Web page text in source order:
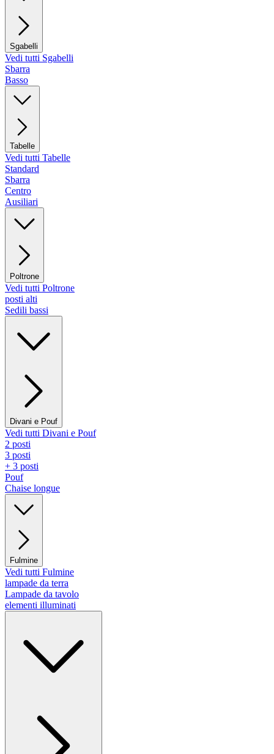
Sgabelli
Vedi tutti Sgabelli
Sbarra
Basso
Tabelle
Vedi tutti Tabelle
Standard
Sbarra
Centro
Ausiliari
Poltrone
Vedi tutti Poltrone
posti alti
Sedili bassi
Divani e Pouf
Vedi tutti Divani e Pouf
2 posti
3 posti
+ 3 posti
Pouf
Chaise longue
Fulmine
Vedi tutti Fulmine
lampade da terra
Lampade da tavolo
elementi illuminati